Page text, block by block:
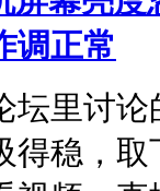
调正常​
坛里讨
得稳，